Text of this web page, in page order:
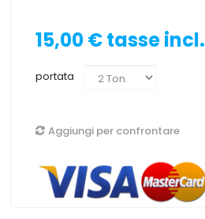
15,00 €tasse incl.
portata
Aggiungi per confrontare